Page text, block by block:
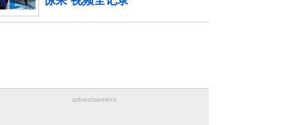
advertisement